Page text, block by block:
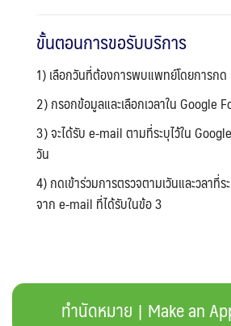
ขั้นตอนการขอรับบริการ
1) เลือกวันที่ต้องการพบแพทย์โดยการกด
2) กรอกข้อมูลและเลือกเวลาใน Google
3) จะได้รับ e-mail ตามที่ระบุไว้ใน
วัน
4) กดเข้าร่วมการตรวจตามเวันและวลาที่
จาก e-mail ที่ได้รับในข้อ 3
ทำนัดหมาย | Make an